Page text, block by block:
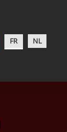
FR NL